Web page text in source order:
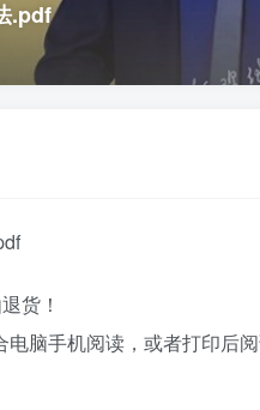
.pdf
货！
脑手机阅读，或者打印后阅